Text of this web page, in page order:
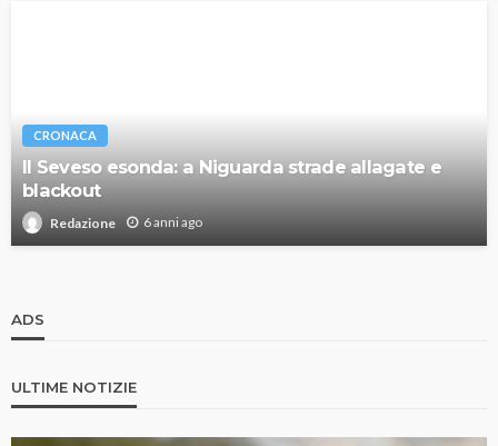
CRONACA
Il Seveso esonda: a Niguarda strade allagate e
blackout
Redazione 6 anni ago
ADS
ULTIME NOTIZIE